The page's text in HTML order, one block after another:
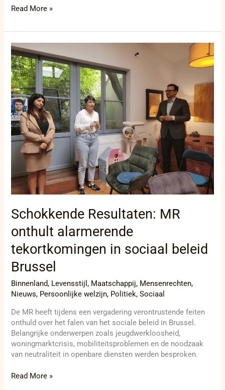
Read More »
Schokkende Resultaten: MR
onthult alarmerende
tekortkomingen in sociaal beleid
Brussel
Binnenland, Levensstijl, Maatschappij, Mensenrechten,
Nieuws, Persoonlijke welzijn, Politiek,Sociaal
De MR heeft tijdens een vergadering verontrustende feiten
onthuld over het falen van het sociale beleid in Brussel.
Belangrijke onderwerpen zoals jeugdwerkloosheid,
woningmarktcrisis, mobiliteitsproblemen en de noodzaak
van neutraliteit in openbare diensten werden besproken.
Schokkende
Resultaten:
MR
onthult
alarmerende
tekortkomingen
in
sociaal
beleid
Brussel
Read More »